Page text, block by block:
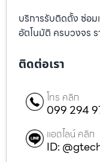
บริการรับติดตั้ง ซ่อม
อัตโนมัติ ครบวงจร
ติดต่อเรา
โทร คลิก
099 294
แอดไลน์ คลิก
ID: